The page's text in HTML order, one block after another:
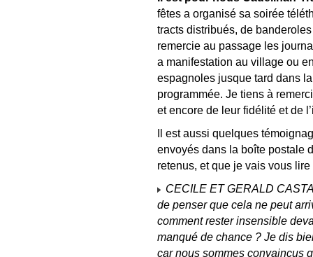
fêtes a organisé sa soirée
tracts distribués, de
remercie au passage les
a manifestation au village ou
espagnoles jusque tard dans
programmée. Je tiens à
et encore de leur fidélité et de
Il est aussi quelques
envoyés dans la boîte postale
retenus, et que je vais vous lire
CECILE ET GERALD
de penser que cela ne peut
comment rester insensible
manqué de chance ? Je dis
car nous sommes convaincus